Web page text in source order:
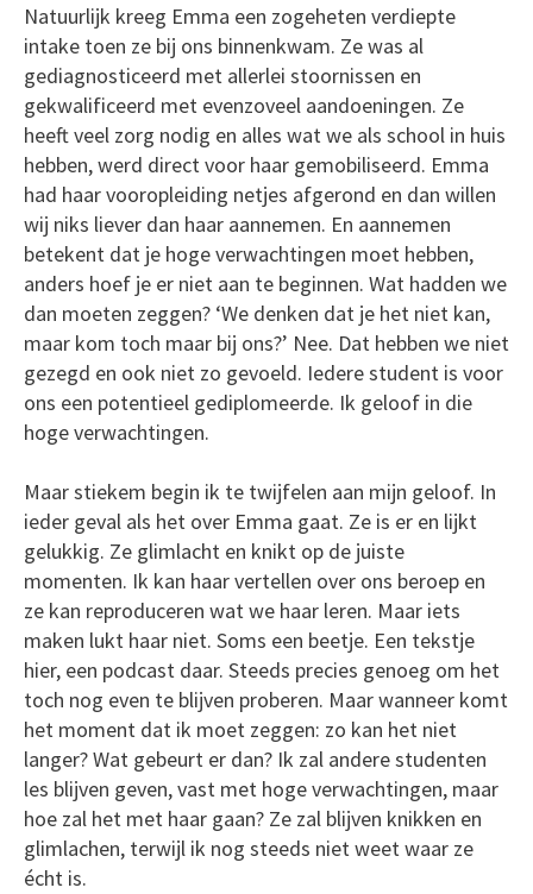
Natuurlijk kreeg Emma een zogeheten verdiepte
intake toen ze bij ons binnenkwam. Ze was al
gediagnosticeerd met allerlei stoornissen en
gekwalificeerd met evenzoveel aandoeningen. Ze
heeft veel zorg nodig en alles wat we als school in huis
hebben, werd direct voor haar gemobiliseerd. Emma
had haar vooropleiding netjes afgerond en dan willen
wij niks liever dan haar aannemen. En aannemen
betekent dat je hoge verwachtingen moet hebben,
anders hoef je er niet aan te beginnen. Wat hadden we
dan moeten zeggen? ‘We denken dat je het niet kan,
maar kom toch maar bij ons?’ Nee. Dat hebben we niet
gezegd en ook niet zo gevoeld. Iedere student is voor
ons een potentieel gediplomeerde. Ik geloof in die
hoge verwachtingen.
Maar stiekem begin ik te twijfelen aan mijn geloof. In
ieder geval als het over Emma gaat. Ze is er en lijkt
gelukkig. Ze glimlacht en knikt op de juiste
momenten. Ik kan haar vertellen over ons beroep en
ze kan reproduceren wat we haar leren. Maar iets
maken lukt haar niet. Soms een beetje. Een tekstje
hier, een podcast daar. Steeds precies genoeg om het
toch nog even te blijven proberen. Maar wanneer komt
het moment dat ik moet zeggen: zo kan het niet
langer? Wat gebeurt er dan? Ik zal andere studenten
les blijven geven, vast met hoge verwachtingen, maar
hoe zal het met haar gaan? Ze zal blijven knikken en
glimlachen, terwijl ik nog steeds niet weet waar ze
écht is.